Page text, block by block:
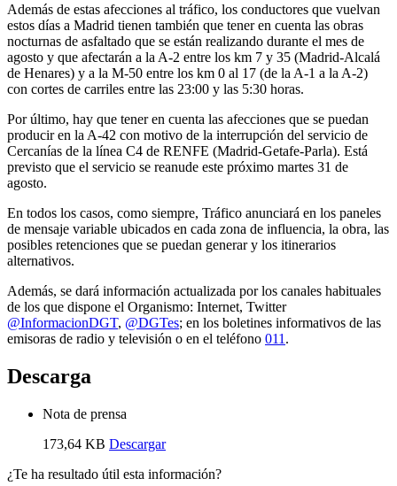
Además de estas afecciones al tráfico, los conductores que vuelvan
estos días a Madrid tienen también que tener en cuenta las obras
nocturnas de asfaltado que se están realizando durante el mes de
agosto y que afectarán a la A-2 entre los km 7 y 35 (Madrid-Alcalá
de Henares) y a la M-50 entre los km 0 al 17 (de la A-1 a la A-2)
con cortes de carriles entre las 23:00 y las 5:30 horas.
Por último, hay que tener en cuenta las afecciones que se puedan
producir en la A-42 con motivo de la interrupción del servicio de
Cercanías de la línea C4 de RENFE (Madrid-Getafe-Parla). Está
previsto que el servicio se reanude este próximo martes 31 de
agosto.
En todos los casos, como siempre, Tráfico anunciará en los paneles
de mensaje variable ubicados en cada zona de influencia, la obra, las
posibles retenciones que se puedan generar y los itinerarios
alternativos.
Además, se dará información actualizada por los canales habituales
de los que dispone el Organismo: Internet, Twitter
@InformacionDGT, @DGTes; en los boletines informativos de las
emisoras de radio y televisión o en el teléfono 011 .
Descarga
Nota de prensa
173,64 KB Descargar
¿Te ha resultado útil esta información?